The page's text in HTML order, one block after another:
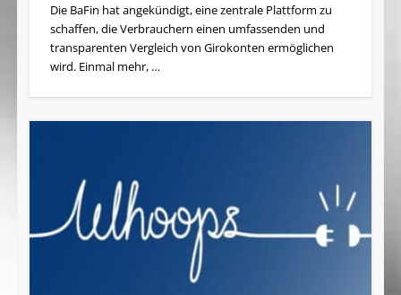
Die BaFin hat angekündigt, eine zentrale Plattform zu
schaffen, die Verbrauchern einen umfassenden und
transparenten Vergleich von Girokonten ermöglichen
wird. Einmal mehr, …